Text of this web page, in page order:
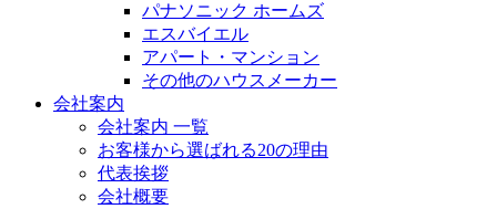
パナソニック ホームズ
エスバイエル
アパート・マンション
その他のハウスメーカー
会社案内
会社案内 一覧
お客様から選ばれる20の理由
代表挨拶
会社概要